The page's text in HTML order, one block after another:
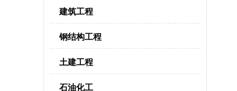
建筑工程
钢结构工程
土建工程
石油化工